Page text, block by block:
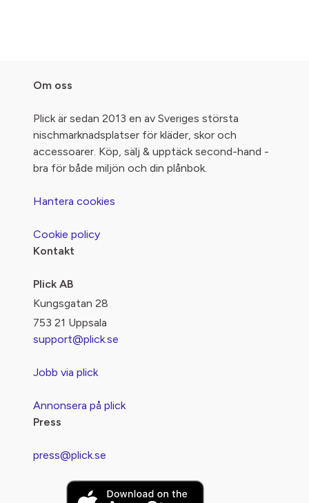
Om oss
Plick är sedan 2013 en av Sveriges största
nischmarknadsplatser för kläder, skor och
accessoarer. Köp, sälj & upptäck second-hand -
bra för både miljön och din plånbok.
Hantera cookies
Cookie policy
Kontakt
Plick AB
Kungsgatan 28
753 21 Uppsala
support@plick.se
Jobb via plick
Annonsera på plick
Press
press@plick.se